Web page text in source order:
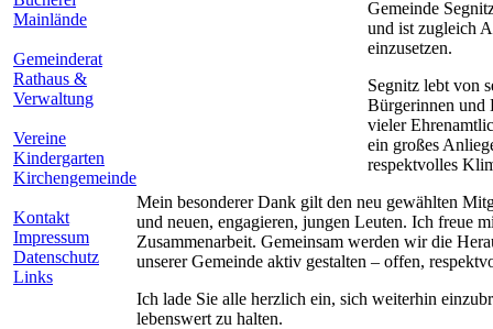
Mainlände
Gemeinderat
Rathaus &
Verwaltung
Vereine
Kindergarten
Kirchengemeinde
Kontakt
Impressum
Datenschutz
Links
Gemeinde
und ist zugleich
einzusetzen.
Segnitz lebt von
Bürgerinnen und
vieler
ein großes
respektvolles
Mein besonderer Dank gilt den neu gewählten
und neuen, engagieren, jungen Leuten. Ich freue
Zusammenarbeit. Gemeinsam werden wir die
unserer Gemeinde aktiv gestalten – offen,
Ich lade Sie alle herzlich ein, sich weiterhin
lebenswert zu halten.